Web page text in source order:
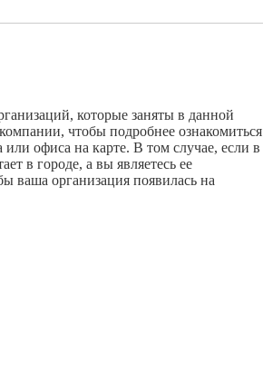
которые заняты в данной
чтобы подробнее ознакомиться
офиса на карте. В том случае, если в
в городе, а вы являетесь ее
ваша организация появилась на